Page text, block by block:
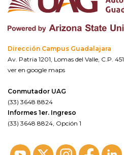
Dirección Campus Guadalajara
Av. Patria 1201, Lomas del Valle, C.P.
ver en google maps
Conmutador UAG
(33) 3648 8824
Informes 1er. Ingreso
(33) 3648 8824, Opción 1